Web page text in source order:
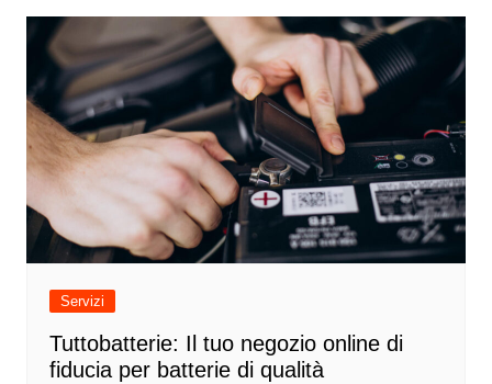
Servizi
Tuttobatterie: Il tuo negozio online di
fiducia per batterie di qualità